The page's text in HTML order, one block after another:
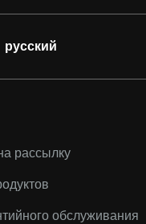
русский
рассылку
обслуживания